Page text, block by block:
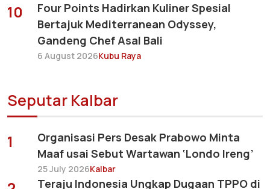
10
Four Points Hadirkan Kuliner Spesial
Bertajuk Mediterranean Odyssey,
Gandeng Chef Asal Bali
6 August 2026Kubu Raya
Seputar Kalbar
1
Organisasi Pers Desak Prabowo Minta
Maaf usai Sebut Wartawan ‘Londo Ireng’
25 July 2026Kalbar
Teraju Indonesia Ungkap Dugaan TPPO di